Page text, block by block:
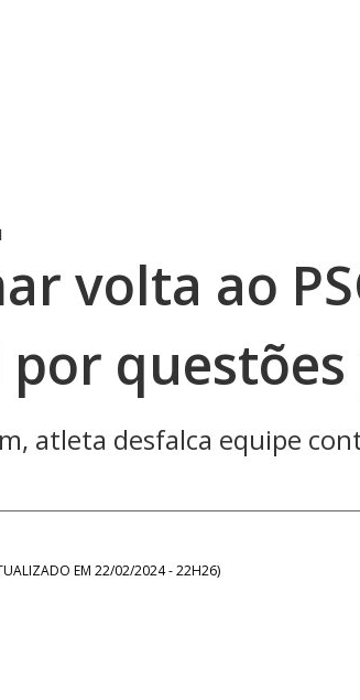
volta ao
questões
atleta desfalca equipe
EM 22/02/2024 - 22H26)